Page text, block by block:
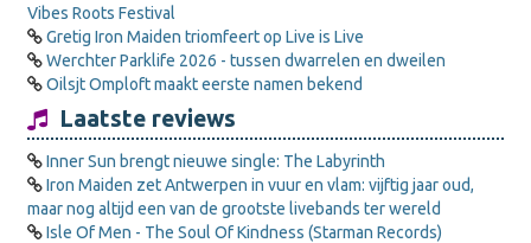
Vibes Roots Festival
Gretig Iron Maiden triomfeert op Live is Live
Werchter Parklife 2026 - tussen dwarrelen en dweilen
Oilsjt Omploft maakt eerste namen bekend
Laatste reviews
Inner Sun brengt nieuwe single: The Labyrinth
Iron Maiden zet Antwerpen in vuur en vlam: vijftig jaar oud,
maar nog altijd een van de grootste livebands ter wereld
Isle Of Men - The Soul Of Kindness (Starman Records)